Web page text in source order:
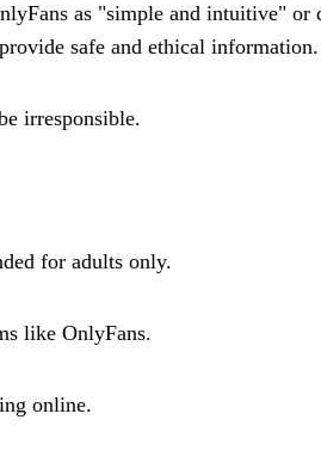
as "simple and intuitive"
safe and ethical information.
irresponsible.
for adults only.
like OnlyFans.
online.